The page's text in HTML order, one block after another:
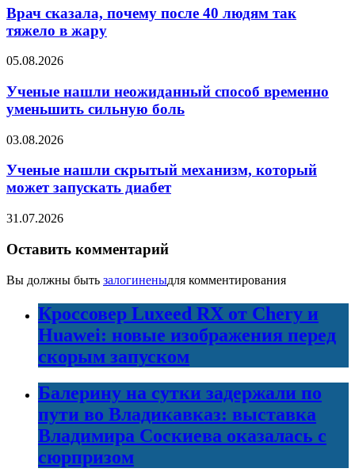
Врач сказала, почему после 40 людям так
тяжело в жару
05.08.2026
Ученые нашли неожиданный способ временно
уменьшить сильную боль
03.08.2026
Ученые нашли скрытый механизм, который
может запускать диабет
31.07.2026
Оставить комментарий
Вы должны быть залогиненыдля комментирования
Кроссовер Luxeed RX от Chery и
Huawei: новые изображения перед
скорым запуском
Балерину на сутки задержали по
пути во Владикавказ: выставка
Владимира Соскиева оказалась с
сюрпризом